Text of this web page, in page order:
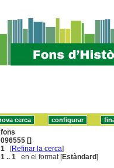
fons
096555 []
1 [Refinar la cerca]
1 .. 1 en el format [Estàndard]